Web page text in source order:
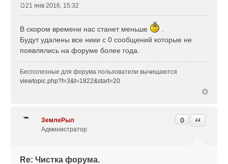
о
б
щ
21 янв 2016, 15:32
В скором времени нас станет меньше
Будут удалены все ники с 0 сообщений которые не
появлялись на форуме более года.
Бесполезные для форума пользователи вычищаются
viewtopic.php?f=3&t=1822&start=20
ЗемлеРыл
Администратор
Re: Чистка форума.
0 Цитата